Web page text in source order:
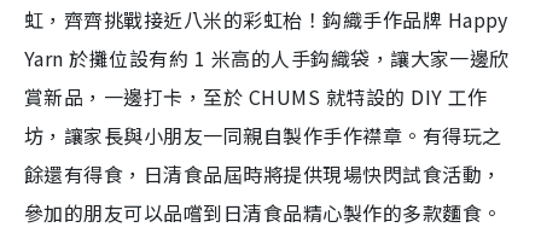
虹，齊齊挑戰接近八米的彩虹枱！鈎織手作品牌 Happy
Yarn 於攤位設有約 1 米高的人手鈎織袋，讓大家一邊欣
賞新品，一邊打卡，至於 CHUMS 就特設的 DIY 工作
坊，讓家長與小朋友一同親自製作手作襟章。有得玩之
餘還有得食，日清食品屆時將提供現場快閃試食活動，
參加的朋友可以品嚐到日清食品精心製作的多款麵食。